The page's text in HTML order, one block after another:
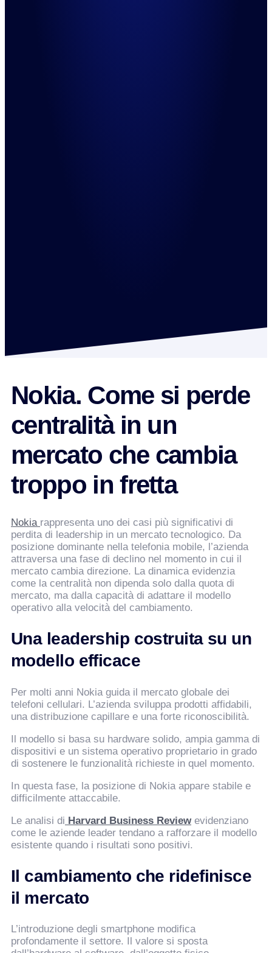
Nokia. Come si perde
centralità in un
mercato che cambia
troppo in fretta
Nokia rappresenta uno dei casi più significativi di
perdita di leadership in un mercato tecnologico. Da
posizione dominante nella telefonia mobile, l’azienda
attraversa una fase di declino nel momento in cui il
mercato cambia direzione. La dinamica evidenzia
come la centralità non dipenda solo dalla quota di
mercato, ma dalla capacità di adattare il modello
operativo alla velocità del cambiamento.
Una leadership costruita su un
modello efficace
Per molti anni Nokia guida il mercato globale dei
telefoni cellulari. L’azienda sviluppa prodotti affidabili,
una distribuzione capillare e una forte riconoscibilità.
Il modello si basa su hardware solido, ampia gamma di
dispositivi e un sistema operativo proprietario in grado
di sostenere le funzionalità richieste in quel momento.
In questa fase, la posizione di Nokia appare stabile e
difficilmente attaccabile.
Le analisi di Harvard Business Review evidenziano
come le aziende leader tendano a rafforzare il modello
esistente quando i risultati sono positivi.
Il cambiamento che ridefinisce
il mercato
L’introduzione degli smartphone modifica
profondamente il settore. Il valore si sposta
VismarChat AI Agent
cosa possiamo esserti utile?